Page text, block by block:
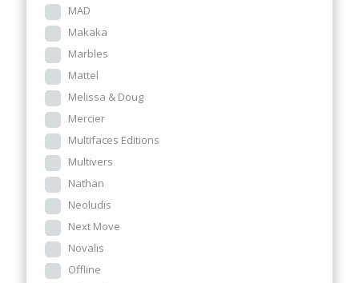
MAD
Makaka
Marbles
Mattel
Melissa & Doug
Mercier
Multifaces Editions
Multivers
Nathan
Neoludis
Next Move
Novalis
Offline